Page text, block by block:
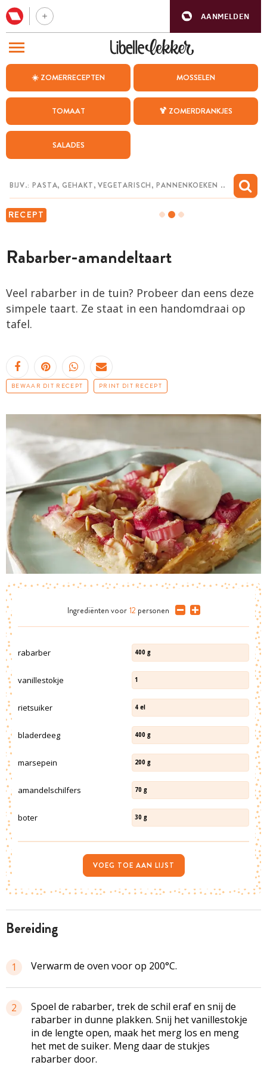
AANMELDEN
☀️ ZOMERRECEPTEN MOSSELEN
TOMAAT 🍹 ZOMERDRANKJES
SALADES
RECEPT
Rabarber-amandeltaart
Veel rabarber in de tuin? Probeer dan eens deze
simpele taart. Ze staat in een handomdraai op
tafel.
BEWAAR DIT RECEPT PRINT DIT RECEPT
bereiding
1 Verwarm de oven voor op 200°C.
2
Spoel de rabarber, trek de schil eraf en snij de
rabarber in dunne plakken. Snij het vanillestokje
in de lengte open, maak het merg los en meng
het met de suiker. Meng daar de stukjes
rabarber door.
Ingrediënten voor 12 personen
rabarber 400 g
vanillestokje 1
rietsuiker 4 el
bladerdeeg 400 g
marsepein 200 g
amandelschilfers 70 g
boter 30 g
VOEG TOE AAN LIJST
BEZOEK ONZE ANDERE WEBSITES
WEEKMENU
CHAT MET MAIA
MIJN BEWAARDE RECEPTEN